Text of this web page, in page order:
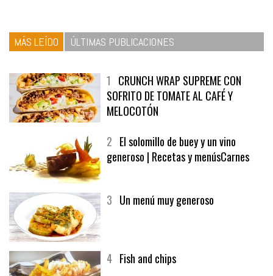
1CRUNCH WRAP SUPREME CON
SOFRITO DE TOMATE AL CAFÉ Y
MELOCOTÓN
2El solomillo de buey y un vino